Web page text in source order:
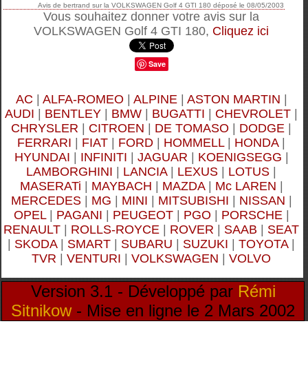
Avis debertrand surla VOLKSWAGEN Golf 4 GTI 180 déposé le08/05/2003
Vous souhaitez donner votre avis sur la
VOLKSWAGEN Golf 4 GTI 180, Cliquez ici
Save
AC | ALFA-ROMEO | ALPINE | ASTON MARTIN |
AUDI | BENTLEY | BMW | BUGATTI | CHEVROLET |
CHRYSLER | CITROEN | DE TOMASO | DODGE |
FERRARI | FIAT | FORD | HOMMELL| HONDA|
HYUNDAI | INFINITI | JAGUAR | KOENIGSEGG |
LAMBORGHINI | LANCIA| LEXUS | LOTUS |
MASERATi | MAYBACH | MAZDA| Mc LAREN |
MERCEDES| MG | MINI | MITSUBISHI | NISSAN |
OPEL| PAGANI | PEUGEOT| PGO | PORSCHE |
RENAULT | ROLLS-ROYCE | ROVER | SAAB | SEAT
| SKODA| SMART | SUBARU | SUZUKI |TOYOTA|
TVR |VENTURI |VOLKSWAGEN |VOLVO
Version 3.1 - Développé par Rémi
Sitnikow- Mise en ligne le 2 Mars 2002